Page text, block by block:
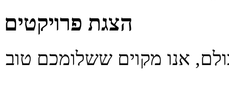
הצגת פרויקטים